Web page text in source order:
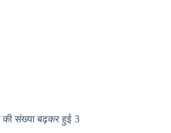
की संख्या बढ़कर हुई 3